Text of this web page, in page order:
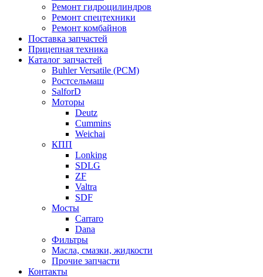
Ремонт гидроцилиндров
Ремонт спецтехники
Ремонт комбайнов
Поставка запчастей
Прицепная техника
Каталог запчастей
Buhler Versatile (РСМ)
Ростсельмаш
SalforD
Моторы
Deutz
Cummins
Weichai
КПП
Lonking
SDLG
ZF
Valtra
SDF
Мосты
Carraro
Dana
Фильтры
Масла, смазки, жидкости
Прочие запчасти
Контакты